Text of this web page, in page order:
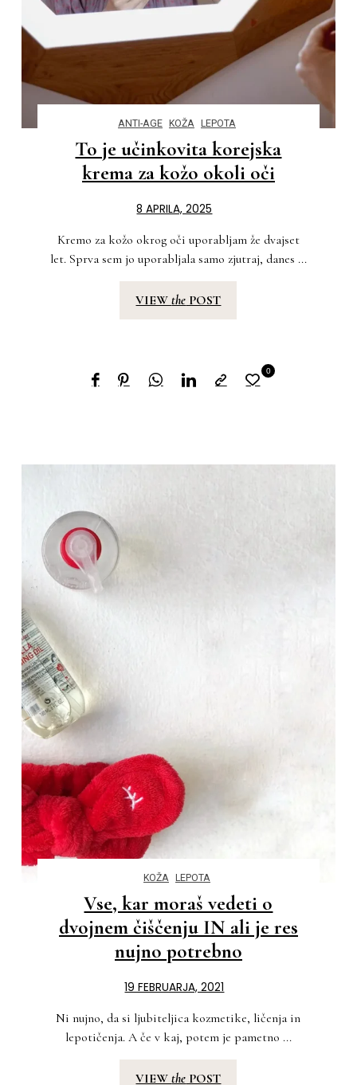
ANTI-AGE KOŽA LEPOTA
To je učinkovita korejska
krema za kožo okoli oči
8 APRILA, 2025
Kremo za kožo okrog oči uporabljam že dvajset
let. Sprva sem jo uporabljala samo zjutraj, danes ...
VIEWthe POST
0
KOŽA LEPOTA
Vse, kar moraš vedeti o
dvojnem čiščenju IN ali je res
nujno potrebno
19 FEBRUARJA, 2021
Ni nujno, da si ljubiteljica kozmetike, ličenja in
lepotičenja. A če v kaj, potem je pametno ...
VIEWthe POST